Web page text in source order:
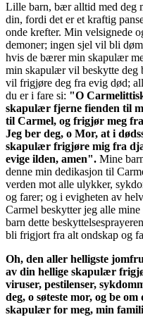
Lille barn, bær alltid med deg
din, fordi det er et kraftig
onde krefter. Min velsignede
demoner; ingen sjel vil bli
hvis de bærer min skapulær
min skapulær vil beskytte deg
vil frigjøre deg fra evig død;
du er i fare si: "O
skapulær fjerne fienden til
til Carmel, og frigjør meg
Jeg ber deg, o Mor, at i
skapulær frigjøre mig fra
evige ilden, amen". Mine
denne min dedikasjon til
verden mot alle ulykker,
og farer; og i evigheten av
Carmel beskytter jeg alle
barn dette
bli frigjort fra alt ondskap og
Oh, den aller helligste
av din hellige skapulær
viruser, pestilenser,
deg, o søteste mor, og be
skapulær for meg, min